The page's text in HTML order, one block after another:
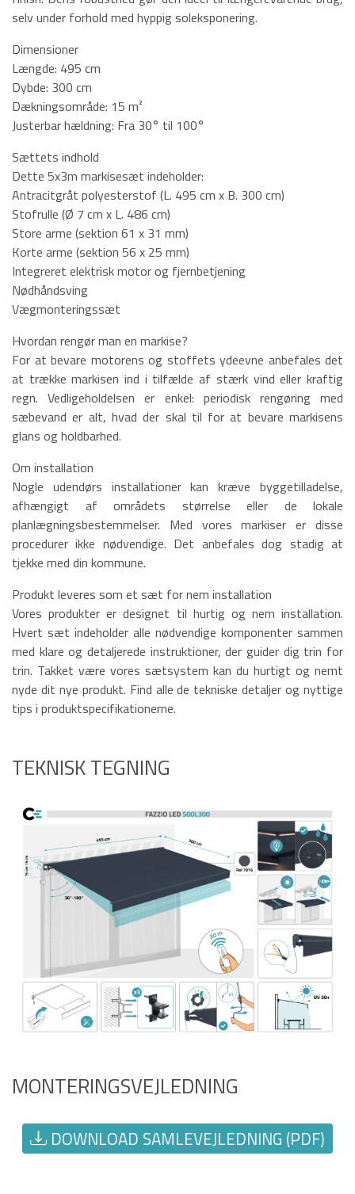
selv under forhold med hyppig soleksponering.
Dimensioner
Længde: 495 cm
Dybde: 300 cm
Dækningsområde: 15 m²
Justerbar hældning: Fra 30° til 100°
Sættets indhold
Dette 5x3m markisesæt indeholder:
Antracitgråt polyesterstof (L. 495 cm x B. 300 cm)
Stofrulle (Ø 7 cm x L. 486 cm)
Store arme (sektion 61 x 31 mm)
Korte arme (sektion 56 x 25 mm)
Integreret elektrisk motor og fjernbetjening
Nødhåndsving
Vægmonteringssæt
Hvordan rengør man en markise?
For at bevare motorens og stoffets ydeevne anbefales det
at trække markisen ind i tilfælde af stærk vind eller kraftig
regn. Vedligeholdelsen er enkel: periodisk rengøring med
sæbevand er alt, hvad der skal til for at bevare markisens
glans og holdbarhed.
Om installation
Nogle udendørs installationer kan kræve byggetilladelse,
afhængigt af områdets størrelse eller de lokale
planlægningsbestemmelser. Med vores markiser er disse
procedurer ikke nødvendige. Det anbefales dog stadig at
tjekke med din kommune.
Produkt leveres som et sæt for nem installation
Vores produkter er designet til hurtig og nem installation.
Hvert sæt indeholder alle nødvendige komponenter sammen
med klare og detaljerede instruktioner, der guider dig trin for
trin. Takket være vores sætsystem kan du hurtigt og nemt
nyde dit nye produkt. Find alle de tekniske detaljer og nyttige
tips i produktspecifikationerne.
TEKNISK TEGNING
MONTERINGSVEJLEDNING
DOWNLOAD SAMLEVEJLEDNING (PDF)